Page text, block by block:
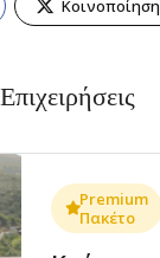
Κοινοποίηση
Premium
Πακέτο